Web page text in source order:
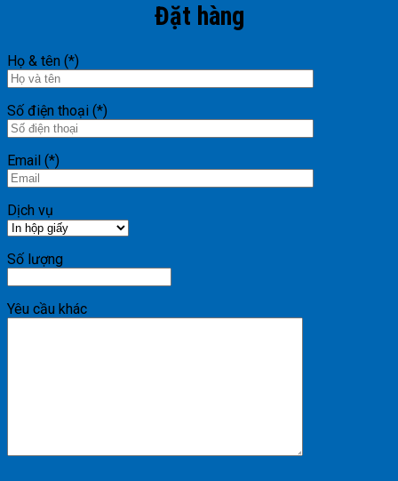
Đặt hàng
Họ & tên (*)
Số điện thoại (*)
Email (*)
Dịch vụ
Số lượng
Yêu cầu khác